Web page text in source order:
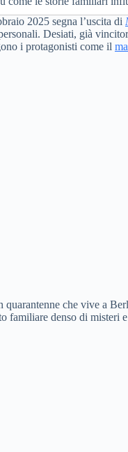
2025 segna l’uscita di
Desiati, già
i protagonisti come il
che vive a
familiare denso di